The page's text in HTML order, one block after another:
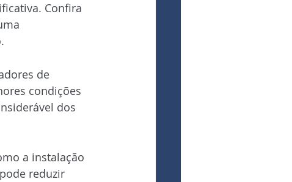
Confira
de
condições
dos
a instalação
reduzir